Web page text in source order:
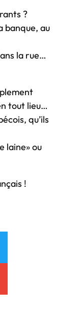
?
banque, au
la rue…
tout lieu…
qu’ils
laine» ou
!